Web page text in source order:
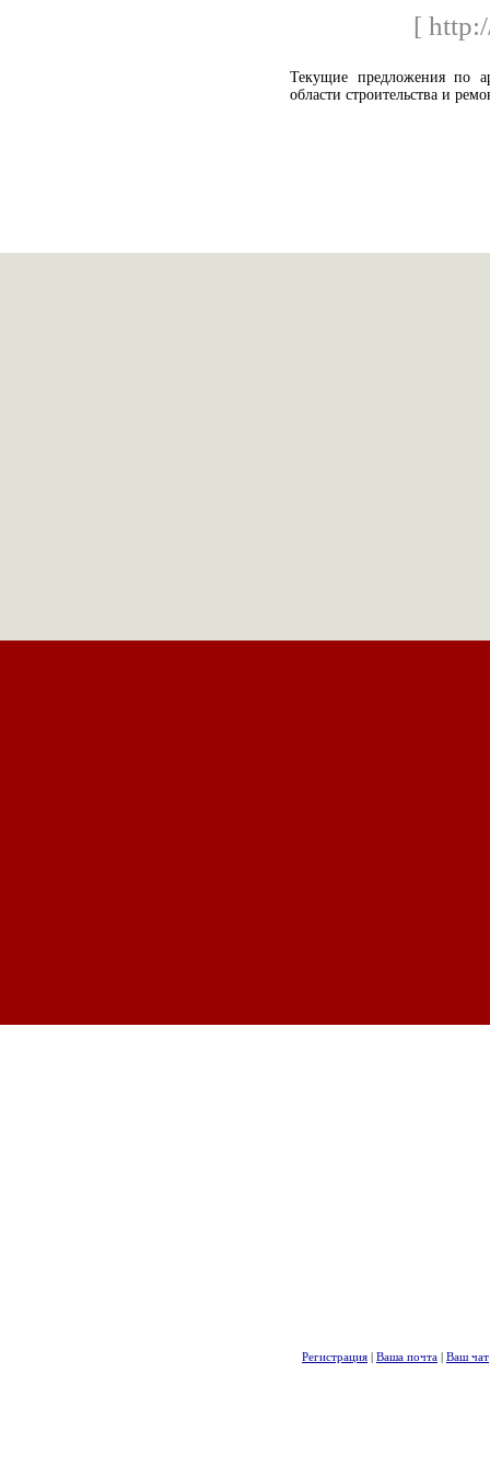
[
Текущие предложения по
области строительства и
Регистрация | Ваша почта | Ваш чат